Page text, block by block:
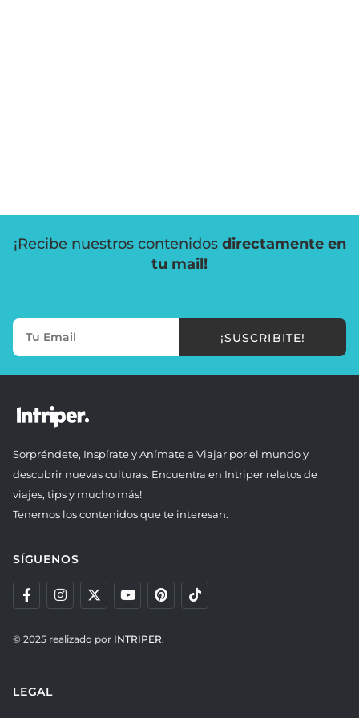
¡Recibe nuestros contenidos directamente en
tu mail!
¡SUSCRIBITE!
Sorpréndete, Inspírate y Anímate a Viajar por el mundo y
descubrir nuevas culturas. Encuentra en Intriper relatos de
viajes, tips y mucho más!
Tenemos los contenidos que te interesan.
SÍGUENOS
© 2025 realizado por INTRIPER.
LEGAL